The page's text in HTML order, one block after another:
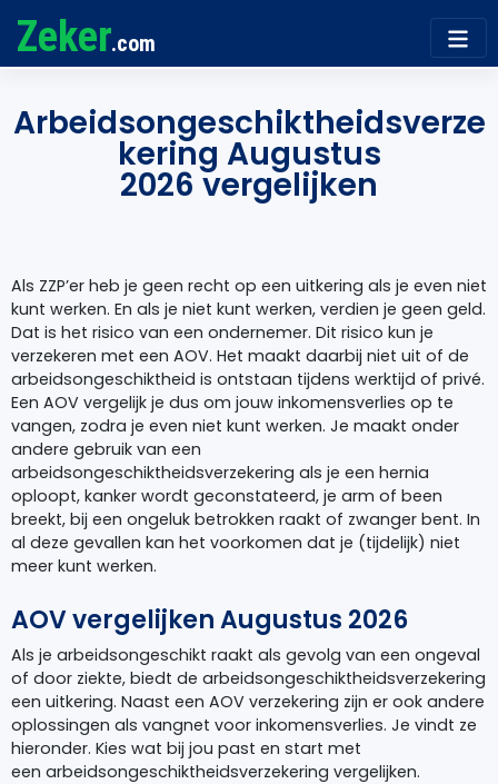
Zeker.com
Arbeidsongeschiktheidsverze
kering Augustus
2026 vergelijken
Als ZZP’er heb je geen recht op een uitkering als je even niet
kunt werken. En als je niet kunt werken, verdien je geen geld.
Dat is het risico van een ondernemer. Dit risico kun je
verzekeren met een AOV. Het maakt daarbij niet uit of de
arbeidsongeschiktheid is ontstaan tijdens werktijd of privé.
Een AOV vergelijk je dus om jouw inkomensverlies op te
vangen, zodra je even niet kunt werken. Je maakt onder
andere gebruik van een
arbeidsongeschiktheidsverzekering als je een hernia
oploopt, kanker wordt geconstateerd, je arm of been
breekt, bij een ongeluk betrokken raakt of zwanger bent. In
al deze gevallen kan het voorkomen dat je (tijdelijk) niet
meer kunt werken.
AOV vergelijken Augustus 2026
Als je arbeidsongeschikt raakt als gevolg van een ongeval
of door ziekte, biedt de arbeidsongeschiktheidsverzekering
een uitkering. Naast een AOV verzekering zijn er ook andere
oplossingen als vangnet voor inkomensverlies. Je vindt ze
hieronder. Kies wat bij jou past en start met
een arbeidsongeschiktheidsverzekering vergelijken.